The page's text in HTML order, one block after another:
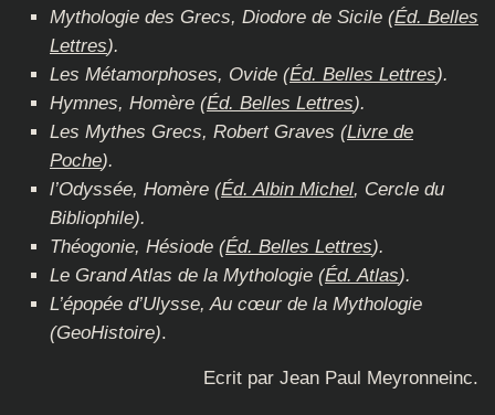
Mythologie des Grecs, Diodore de Sicile (Éd. Belles
Lettres).
Les Métamorphoses, Ovide (Éd. Belles Lettres).
Hymnes, Homère (Éd. Belles Lettres).
Les Mythes Grecs, Robert Graves (Livre de
Poche).
l’Odyssée, Homère (Éd. Albin Michel, Cercle du
Bibliophile).
Théogonie, Hésiode (Éd. Belles Lettres).
Le Grand Atlas de la Mythologie (Éd. Atlas).
L’épopée d’Ulysse, Au cœur de la Mythologie
(GeoHistoire).
Ecrit par Jean Paul Meyronneinc.